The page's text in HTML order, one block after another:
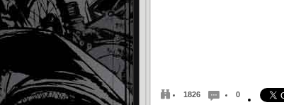
1826 0